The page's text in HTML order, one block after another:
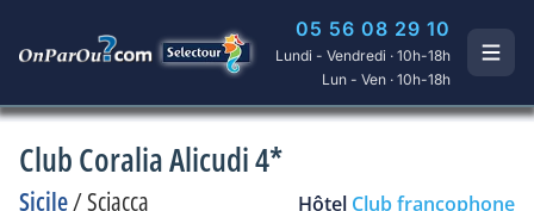
05 56 08 29 10
Lundi - Vendredi · 10h-18h
Lun - Ven · 10h-18h
Club Coralia Alicudi 4*
Sicile/Sciacca Hôtel Club francophone